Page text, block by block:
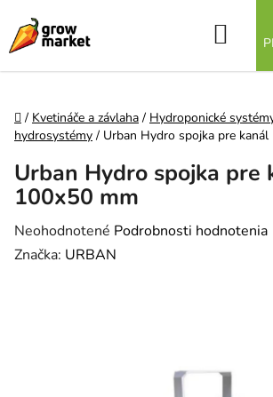
Domov
/ Kvetináče a závlaha / Hydroponické
hydrosystémy / Urban Hydro spojka pre
Urban Hydro spojka pre
100x50 mm
Priemerné hodnotenie produktu je 0,0 z
Neohodnotené Podrobnosti hodnotenia
Značka: URBAN